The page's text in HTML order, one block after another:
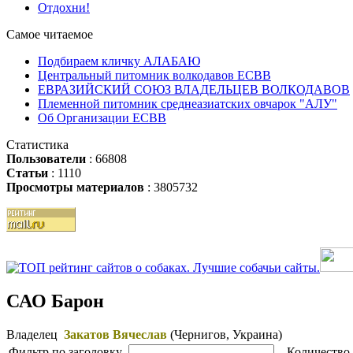
Отдохни!
Самое читаемое
Подбираем кличку АЛАБАЮ
Центральный питомник волкодавов ЕСВВ
ЕВРАЗИЙСКИЙ СОЮЗ ВЛАДЕЛЬЦЕВ ВОЛКОДАВОВ
Племенной питомник среднеазиатских овчарок "АЛУ"
Об Организации ЕСВВ
Статистика
Пользователи : 66808
Статьи : 1110
Просмотры материалов : 3805732
САО Барон
Владелец Закатов Вячеслав (Чернигов, Украина)